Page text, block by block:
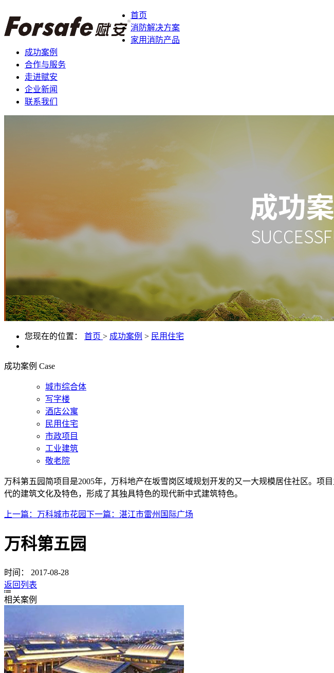
首页
消防解决方案
家用消防产品
成功案例
合作与服务
走进赋安
企业新闻
联系我们
您现在的位置： 首页 > 成功案例 > 民用住宅
成功案例 Case
城市综合体
写字楼
酒店公寓
民用住宅
市政项目
工业建筑
敬老院
万科第五园简项目是2005年，万科地产在坂雪岗区域规划开发的又一大规模居住社区。
代的建筑文化及特色，形成了其独具特色的现代新中式建筑特色。
上一篇： 万科城市花园下一篇： 湛江市雷州国际广场
万科第五园
时间：
2017-08-28
返回列表
相关案例